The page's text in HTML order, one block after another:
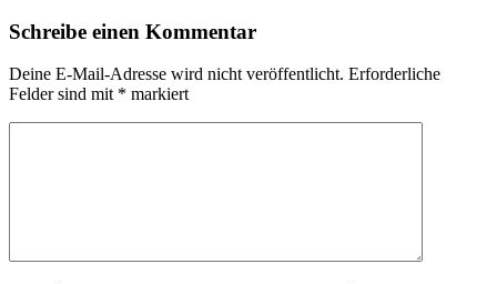
Schreibe einen Kommentar
Deine E-Mail-Adresse wird nicht veröffentlicht. Erforderliche
Felder sind mit * markiert